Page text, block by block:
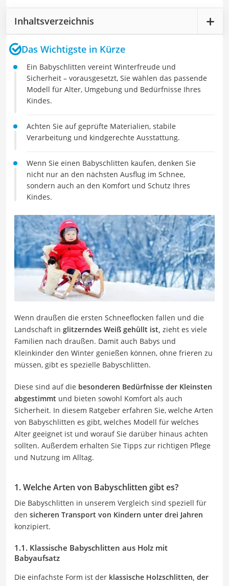
Inhaltsverzeichnis
Das Wichtigste in Kürze
Ein Babyschlitten vereint Winterfreude und
Sicherheit – vorausgesetzt, Sie wählen das passende
Modell für Alter, Umgebung und Bedürfnisse Ihres
Kindes.
Achten Sie auf geprüfte Materialien, stabile
Verarbeitung und kindgerechte Ausstattung.
Wenn Sie einen Babyschlitten kaufen, denken Sie
nicht nur an den nächsten Ausflug im Schnee,
sondern auch an den Komfort und Schutz Ihres
Kindes.
Wenn draußen die ersten Schneeflocken fallen und die
Landschaft in glitzerndes Weiß gehüllt ist, zieht es viele
Familien nach draußen. Damit auch Babys und
Kleinkinder den Winter genießen können, ohne frieren zu
müssen, gibt es spezielle Babyschlitten.
Diese sind auf die besonderen Bedürfnisse der Kleinsten
abgestimmt und bieten sowohl Komfort als auch
Sicherheit. In diesem Ratgeber erfahren Sie, welche Arten
von Babyschlitten es gibt, welches Modell für welches
Alter geeignet ist und worauf Sie darüber hinaus achten
sollten. Außerdem erhalten Sie Tipps zur richtigen Pflege
und Nutzung im Alltag.
1. Welche Arten von Babyschlitten gibt es?
Die Babyschlitten in unserem Vergleich sind speziell für
den sicheren Transport von Kindern unter drei Jahren
konzipiert.
1.1. Klassische Babyschlitten aus Holz mit
Babyaufsatz
Die einfachste Form ist der klassische Holzschlitten, der